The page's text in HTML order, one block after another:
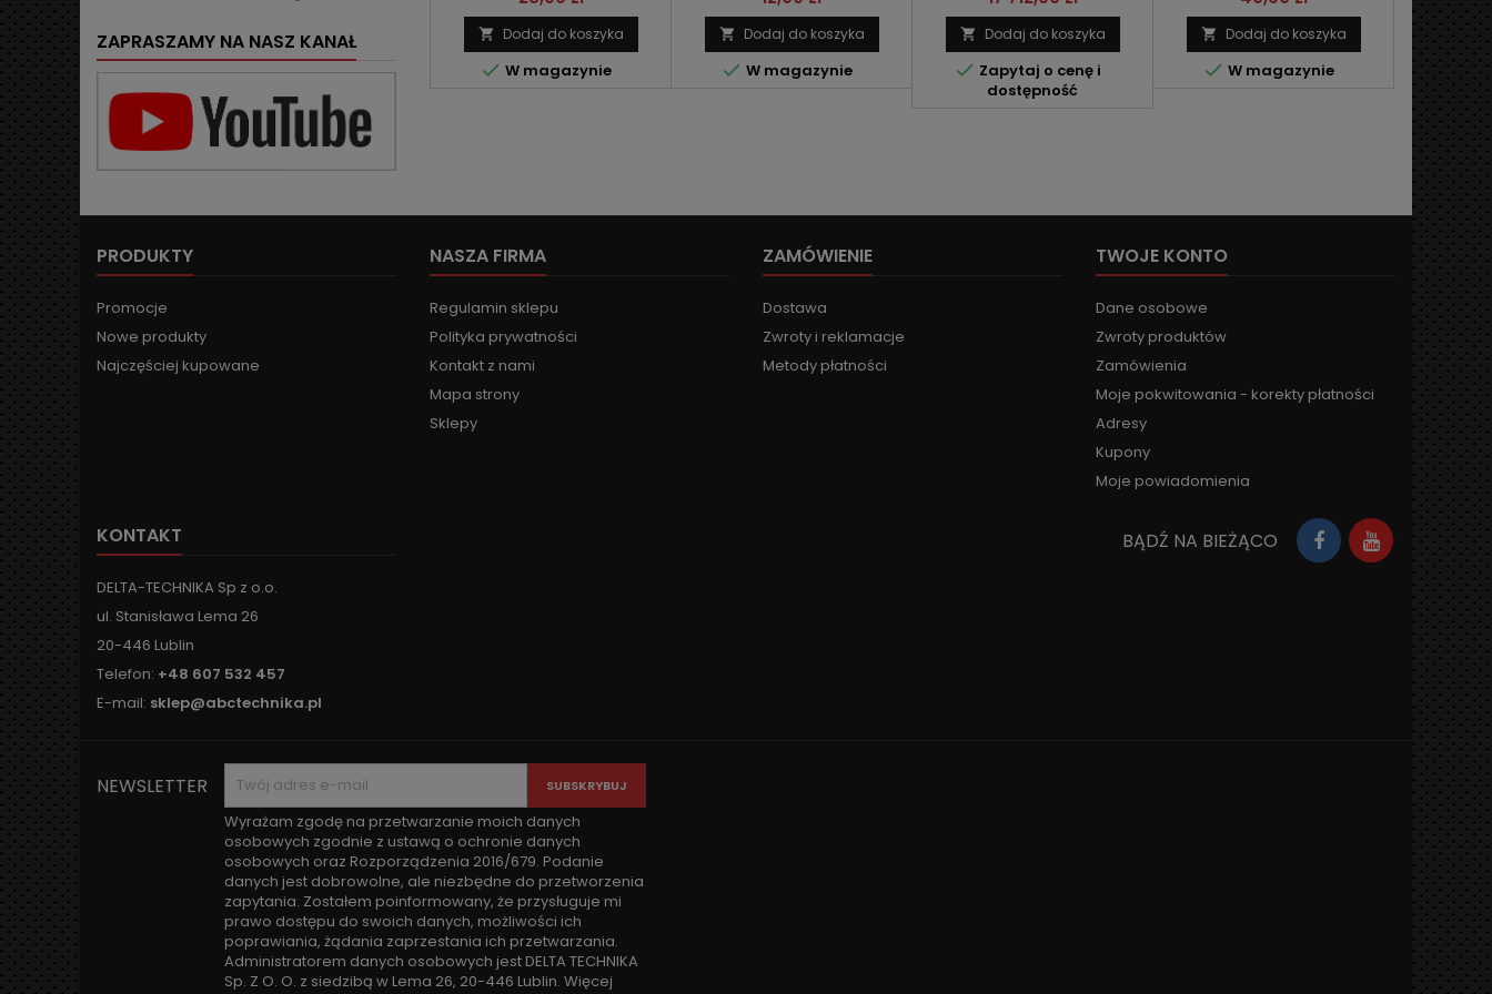
ZAPRASZAMY NA NASZ KANAŁ  Dodaj do koszyka
 W magazynie
 Dodaj do koszyka
 W magazynie
 Dodaj do koszyka
 Zapytaj o cenę i
dostępność
 Dodaj do koszyka
 W magazynie

W
PRODUKTY
Promocje
Nowe produkty
Najczęściej kupowane
NASZA FIRMA
Regulamin sklepu
Polityka prywatności
Kontakt z nami
Mapa strony
Sklepy
ZAMÓWIENIE
Dostawa
Zwroty i reklamacje
Metody płatności
TWOJE KONTO
Dane osobowe
Zwroty produktów
Zamówienia
Moje pokwitowania - korekty płatności
Adresy
Kupony
Moje powiadomienia
KONTAKT
DELTA-TECHNIKA Sp z o.o.
ul. Stanisława Lema 26
20-446 Lublin
Telefon: +48 607 532 457
E-mail: sklep@abctechnika.pl
BĄDŹ NA BIEŻĄCO
NEWSLETTER
Wyrażam zgodę na przetwarzanie moich danych
osobowych zgodnie z ustawą o ochronie danych
osobowych oraz Rozporządzenia 2016/679. Podanie
danych jest dobrowolne, ale niezbędne do przetworzenia
zapytania. Zostałem poinformowany, że przysługuje mi
prawo dostępu do swoich danych, możliwości ich
poprawiania, żądania zaprzestania ich przetwarzania.
Administratorem danych osobowych jest DELTA TECHNIKA
Sp. Z O. O. z siedzibą w Lema 26, 20-446 Lublin. Więcej